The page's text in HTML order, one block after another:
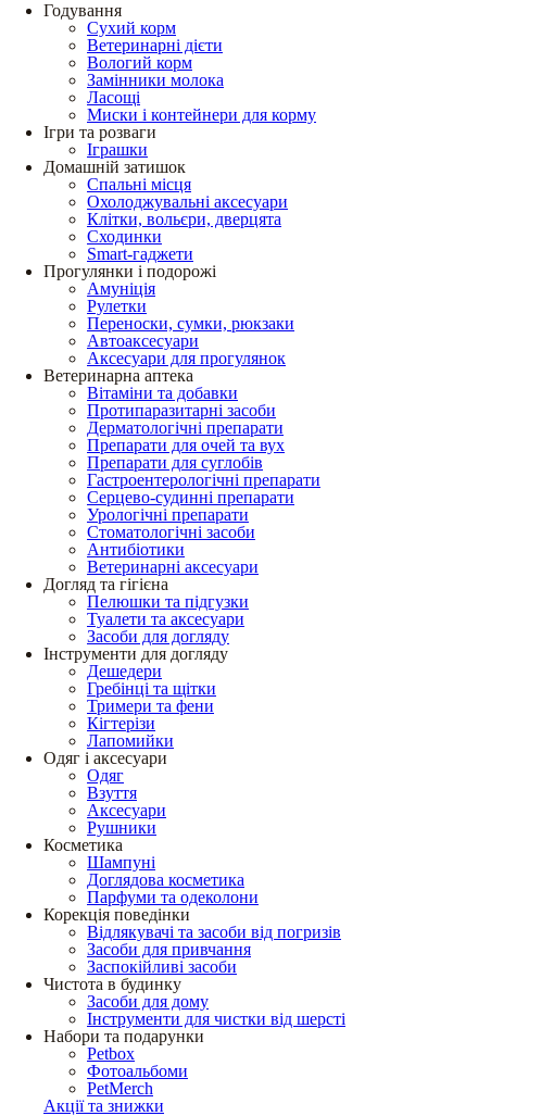
Годування
Сухий корм
Ветеринарні дієти
Вологий корм
Замінники молока
Ласощі
Миски і контейнери для корму
Ігри та розваги
Іграшки
Домашній затишок
Спальні місця
Охолоджувальні аксесуари
Клітки, вольєри, дверцята
Сходинки
Smart-гаджети
Прогулянки і подорожі
Амуніція
Рулетки
Переноски, сумки, рюкзаки
Автоаксесуари
Аксесуари для прогулянок
Ветеринарна аптека
Вітаміни та добавки
Протипаразитарні засоби
Дерматологічні препарати
Препарати для очей та вух
Препарати для суглобів
Гастроентерологічні препарати
Серцево-судинні препарати
Урологічні препарати
Стоматологічні засоби
Антибіотики
Ветеринарні аксесуари
Догляд та гігієна
Пелюшки та підгузки
Туалети та аксесуари
Засоби для догляду
Інструменти для догляду
Дешедери
Гребінці та щітки
Тримери та фени
Кігтерізи
Лапомийки
Одяг і аксесуари
Одяг
Взуття
Аксесуари
Рушники
Косметика
Шампуні
Доглядова косметика
Парфуми та одеколони
Корекція поведінки
Відлякувачі та засоби від погризів
Засоби для привчання
Заспокійливі засоби
Чистота в будинку
Засоби для дому
Інструменти для чистки від шерсті
Набори та подарунки
Petbox
Фотоальбоми
PetMerch
Акції та знижки